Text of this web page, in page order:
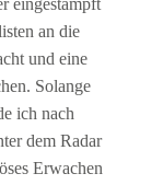
eingestampft
an die
und eine
Solange
ich nach
dem Radar
Erwachen